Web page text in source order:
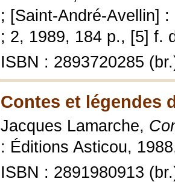
; [Saint-André-Avellin]
; 2, 1989, 184 p., [5] f.
ISBN : 2893720285
Contes et légendes
Jacques Lamarche,
: Éditions Asticou,
ISBN : 2891980913